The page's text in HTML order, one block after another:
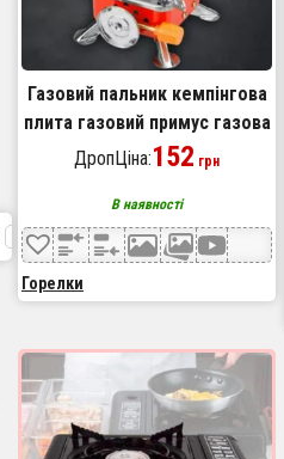
Газовий пальник кемпінгова
плита газовий примус газова
плита портативна з чохлом,
ДропЦіна:152 грн
В наявності
Горелки
447